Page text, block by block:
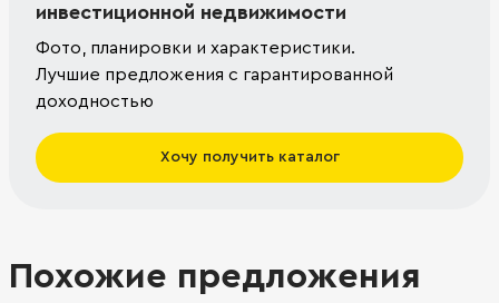
инвестиционной недвижимости
Фото, планировки и характеристики.
Лучшие предложения с гарантированной
доходностью
Хочу получить каталог
Похожие предложения